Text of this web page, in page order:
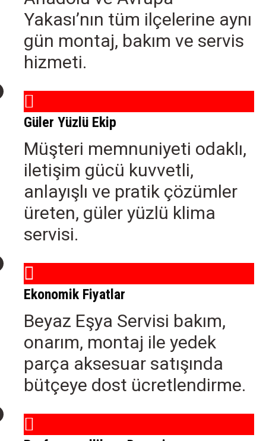
Yakası’nın tüm ilçelerine aynı
gün montaj, bakım ve servis
hizmeti.
Güler Yüzlü Ekip
Müşteri memnuniyeti odaklı,
iletişim gücü kuvvetli,
anlayışlı ve pratik çözümler
üreten, güler yüzlü klima
servisi.
Ekonomik Fiyatlar
Beyaz Eşya Servisi bakım,
onarım, montaj ile yedek
parça aksesuar satışında
bütçeye dost ücretlendirme.